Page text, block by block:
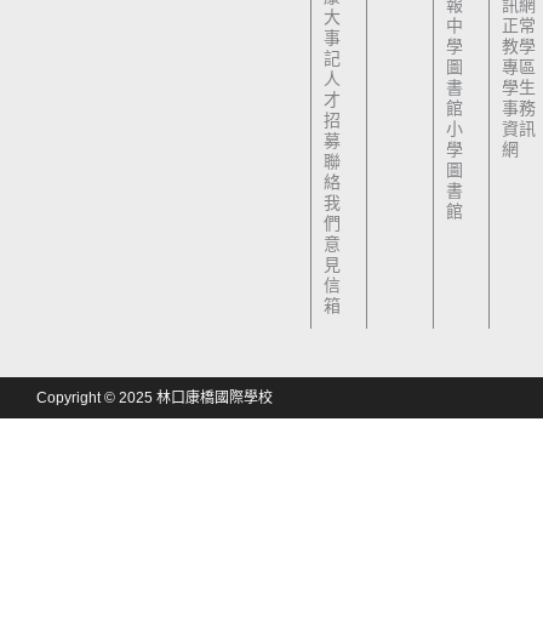
大
事
記
人
才
招
募
聯
絡
我
們
意
見
信
箱
報
中
學
圖
書
館
小
學
圖
書
館
訊網
正常
教學
專區
學生
事務
資訊
網
Copyright © 2025 林口康橋國際學校